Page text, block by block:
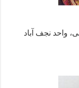
واحد نجف آباد